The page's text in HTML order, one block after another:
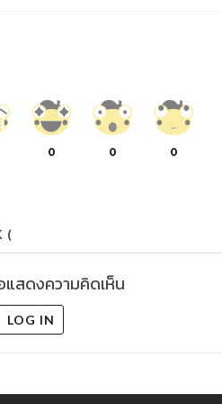
0 0 0
(
แสดงความคิดเห็น
LOG IN